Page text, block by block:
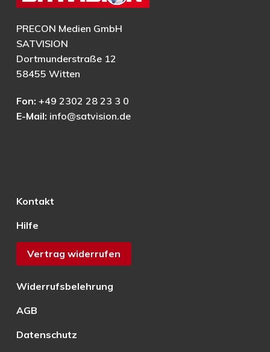
PRECON Medien GmbH
SATVISION
Dortmunderstraße 12
58455 Witten
Fon: +49 2302 28 23 3 0
E-Mail: info@satvision.de
Kontakt
Hilfe
Vertrag widerrufen
Widerrufsbelehrung
AGB
Datenschutz